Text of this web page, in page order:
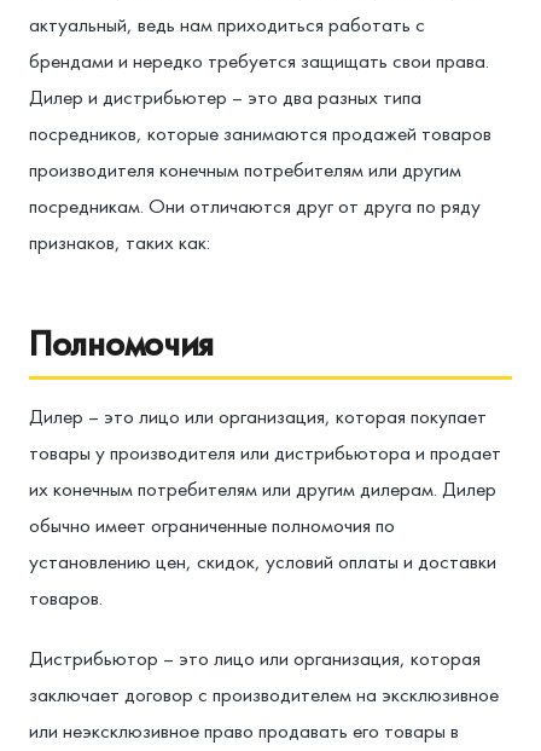
актуальный, ведь нам приходиться работать с
брендами и нередко требуется защищать свои права.
Дилер и дистрибьютер – это два разных типа
посредников, которые занимаются продажей товаров
производителя конечным потребителям или другим
посредникам. Они отличаются друг от друга по ряду
признаков, таких как:
Полномочия
Дилер – это лицо или организация, которая покупает
товары у производителя или дистрибьютора и продает
их конечным потребителям или другим дилерам. Дилер
обычно имеет ограниченные полномочия по
установлению цен, скидок, условий оплаты и доставки
товаров.
Дистрибьютор – это лицо или организация, которая
заключает договор с производителем на эксклюзивное
или неэксклюзивное право продавать его товары в